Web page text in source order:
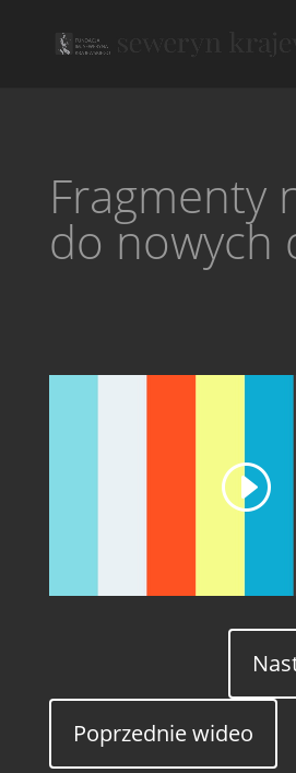
Fragmenty
do nowych
Poprzednie wideo